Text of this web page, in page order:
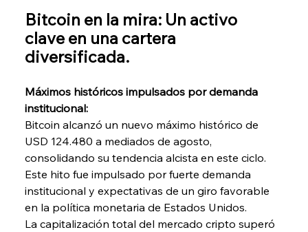
Bitcoin en la mira: Un activo
clave en una cartera
diversificada.
Máximos históricos impulsados por demanda
institucional:
Bitcoin alcanzó un nuevo máximo histórico de
USD 124.480 a mediados de agosto,
consolidando su tendencia alcista en este ciclo.
Este hito fue impulsado por fuerte demanda
institucional y expectativas de un giro favorable
en la política monetaria de Estados Unidos.
La capitalización total del mercado cripto superó